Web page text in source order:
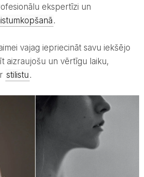
ekspertīzi un
.
aizraujošu un vērtīgu laiku,
stilistu .